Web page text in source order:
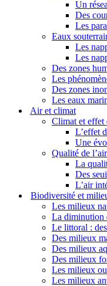
Un
Des
Les
Eaux
Les
Les
Des zones
Les
Des zones
Les eaux
Air et climat
Climat et effet
L’effet
Une
Qualité de l’air
La
Des
L’air
Biodiversité et
Les milieux
La diminution
Le littoral :
Des milieux
Des milieux
Des milieux
Les milieux
Les milieux